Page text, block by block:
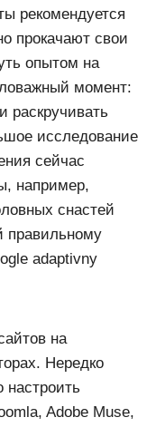
рекомендуется
прокачают свои
опытом на
момент:
раскручивать
исследование
сейчас
например,
снастей
правильному
adaptivny
на
Нередко
настроить
Adobe Muse,